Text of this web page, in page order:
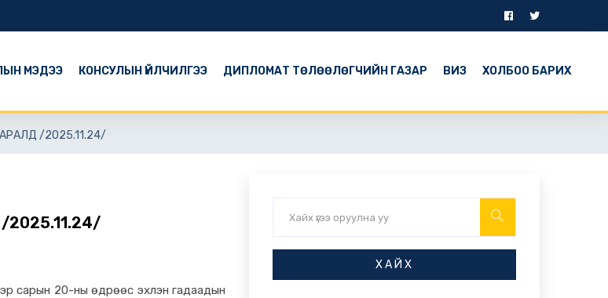
МЭДЭЭ КОНСУЛЫН ҮЙЛЧИЛГЭЭ ДИПЛОМАТ ТӨЛӨӨЛӨГЧИЙН ГАЗАР ВИЗ ХОЛБОО БАРИХ
/2025.11.24/
сарын 20-ны өдрөөс эхлэн гадаадын
ХАЙХ